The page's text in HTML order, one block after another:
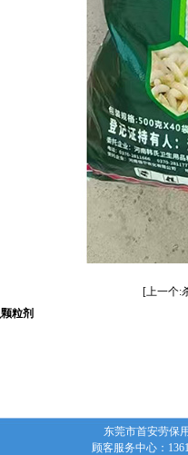
[上一个:
粒剂
东莞市首安劳保
顾客服务中心：